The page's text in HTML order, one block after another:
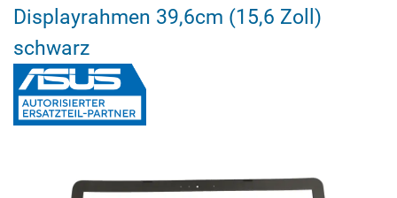
Displayrahmen 39,6cm (15,6 Zoll)
schwarz